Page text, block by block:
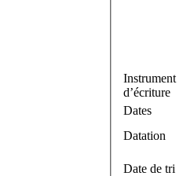
Instrument
d’écriture
Dates
Datation
Date de tri